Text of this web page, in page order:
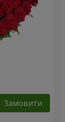
Замовити